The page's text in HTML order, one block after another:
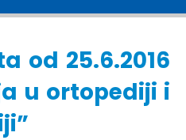
od 25.6.2016
u ortopediji i